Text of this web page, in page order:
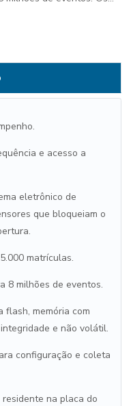
e acesso a
eletrônico de
que bloqueiam o
matrículas.
8 milhões de eventos.
flash, memória com
e não volátil.
configuração e coleta
na placa do